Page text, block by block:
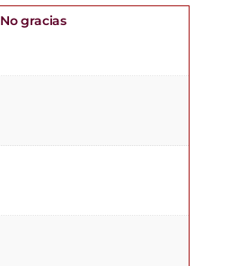
No gracias